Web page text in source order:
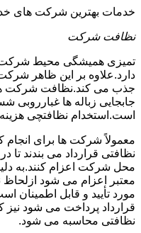
خدمات بهترین شرکت های
نظافت شرکت
تمیزی همیشگی محیط شرکت
دارد.علاوه بر این ظاهر
جذب می کند.نظافت
جابجایی زباله ها
است.استخدام نظافتچی
معمولاً شرکت ها برای
نظافتی قرارداد می بندند
محل شرکت اعزام کنند.به
معتبر اعزام می شود ازلحاظ
مورد تأیید و قابل
قرارداد پرداخت می شود
نظافتی محاسبه می شود.